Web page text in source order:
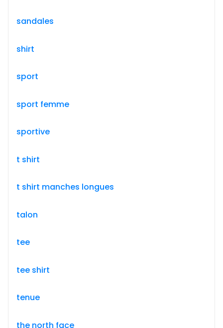
sandales
shirt
sport
sport femme
sportive
t shirt
t shirt manches longues
talon
tee
tee shirt
tenue
the north face